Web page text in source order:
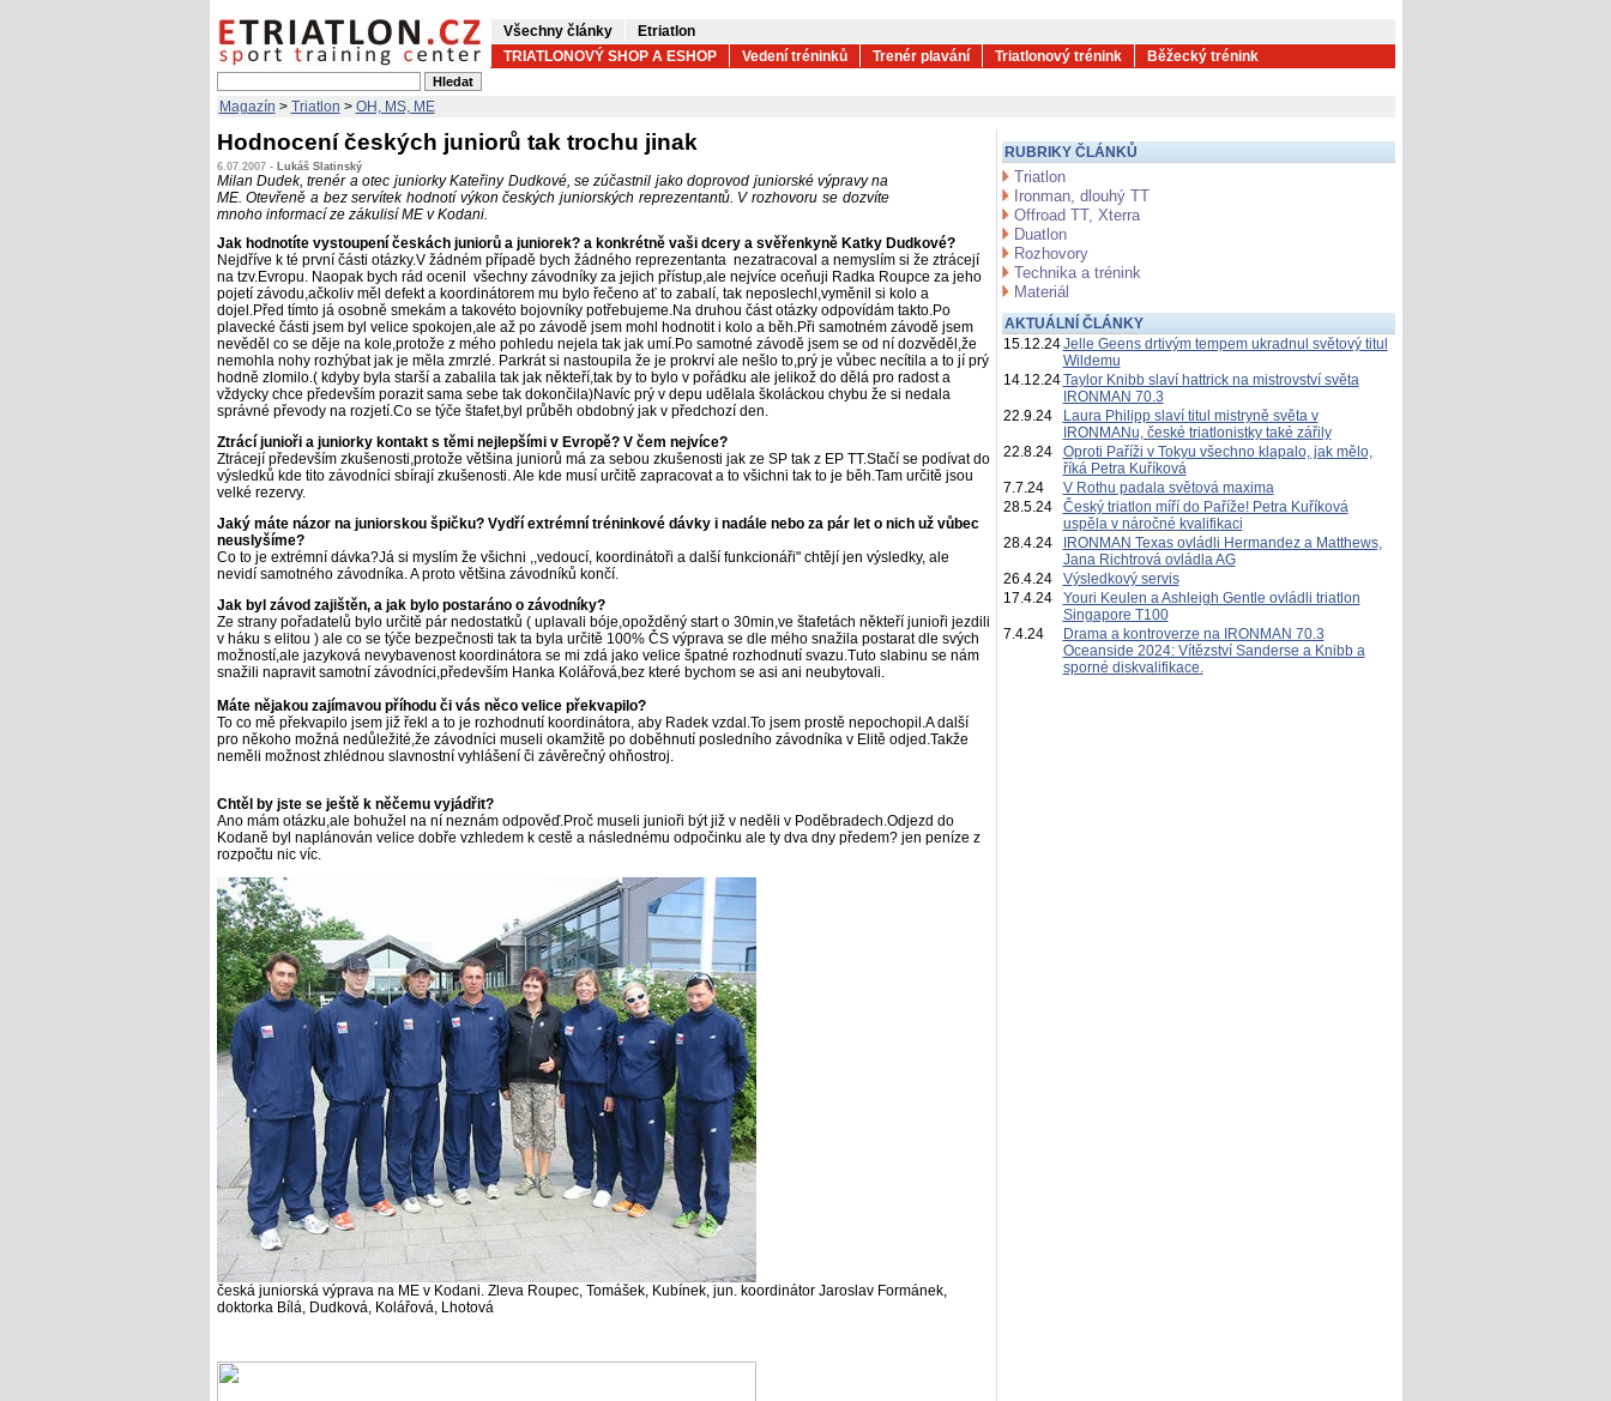
Všechny články
Etriatlon
TRIATLONOVÝ SHOP A ESHOP
Vedení tréninků Trenér plavání Triatlonový trénink Běžecký trénink
Magazín > Triatlon > OH, MS, ME
Hodnocení českých juniorů tak trochu jinak
6.07.2007 - Lukáš Slatinský
Milan Dudek, trenér a otec juniorky Kateřiny Dudkové, se zúčastnil jako doprovod juniorské výpravy na
ME. Otevřeně a bez servítek hodnotí výkon českých juniorských reprezentantů. V rozhovoru se dozvíte
mnoho informací ze zákulisí ME v Kodani.
Jak hodnotíte vystoupení českách juniorů a juniorek? a konkrétně vaši dcery a svěřenkyně Katky Dudkové?
Nejdříve k té první části otázky.V žádném případě bych žádného reprezentanta nezatracoval a nemyslím si že ztrácejí
na tzv.Evropu. Naopak bych rád ocenil všechny závodníky za jejich přístup,ale nejvíce oceňuji Radka Roupce za jeho
pojetí závodu,ačkoliv měl defekt a koordinátorem mu bylo řečeno ať to zabalí, tak neposlechl,vyměnil si kolo a
dojel.Před tímto já osobně smekám a takovéto bojovníky potřebujeme.Na druhou část otázky odpovídám takto.Po
plavecké části jsem byl velice spokojen,ale až po závodě jsem mohl hodnotit i kolo a běh.Při samotném závodě jsem
nevěděl co se děje na kole,protože z mého pohledu nejela tak jak umí.Po samotné závodě jsem se od ní dozvěděl,že
nemohla nohy rozhýbat jak je měla zmrzlé. Parkrát si nastoupila že je prokrví ale nešlo to,prý je vůbec necítila a to jí prý
hodně zlomilo.( kdyby byla starší a zabalila tak jak někteří,tak by to bylo v pořádku ale jelikož do dělá pro radost a
vždycky chce především porazit sama sebe tak dokončila)Navíc prý v depu udělala školáckou chybu že si nedala
správné převody na rozjetí.Co se týče štafet,byl průběh obdobný jak v předchozí den.
Ztrácí junioři a juniorky kontakt s těmi nejlepšími v Evropě? V čem nejvíce?
Ztrácejí především zkušenosti,protože většina juniorů má za sebou zkušenosti jak ze SP tak z EP TT.Stačí se podívat do
výsledků kde tito závodníci sbírají zkušenosti. Ale kde musí určitě zapracovat a to všichni tak to je běh.Tam určitě jsou
velké rezervy.
Jaký máte názor na juniorskou špičku? Vydří extrémní tréninkové dávky i nadále nebo za pár let o nich už vůbec
neuslyšíme?
Co to je extrémní dávka?Já si myslím že všichni ,,vedoucí, koordinátoři a další funkcionáři" chtějí jen výsledky, ale
nevidí samotného závodníka. A proto většina závodníků končí.
Jak byl závod zajištěn, a jak bylo postaráno o závodníky?
Ze strany pořadatelů bylo určitě pár nedostatků ( uplavali bóje,opožděný start o 30min,ve štafetách někteří junioři jezdili
v háku s elitou ) ale co se týče bezpečnosti tak ta byla určitě 100% ČS výprava se dle mého snažila postarat dle svých
možností,ale jazyková nevybavenost koordinátora se mi zdá jako velice špatné rozhodnutí svazu.Tuto slabinu se nám
snažili napravit samotní závodníci,především Hanka Kolářová,bez které bychom se asi ani neubytovali.
Máte nějakou zajímavou příhodu či vás něco velice překvapilo?
To co mě překvapilo jsem již řekl a to je rozhodnutí koordinátora, aby Radek vzdal.To jsem prostě nepochopil.A další
pro někoho možná nedůležité,že závodníci museli okamžitě po doběhnutí posledního závodníka v Elitě odjed.Takže
neměli možnost zhlédnou slavnostní vyhlášení či závěrečný ohňostroj.
Chtěl by jste se ještě k něčemu vyjádřit?
Ano mám otázku,ale bohužel na ní neznám odpověď.Proč museli junioři být již v neděli v Poděbradech.Odjezd do
Kodaně byl naplánován velice dobře vzhledem k cestě a následnému odpočinku ale ty dva dny předem? jen peníze z
rozpočtu nic víc.
česká juniorská výprava na ME v Kodani. Zleva Roupec, Tomášek, Kubínek, jun. koordinátor Jaroslav Formánek,
doktorka Bílá, Dudková, Kolářová, Lhotová
RUBRIKY ČLÁNKŮ
Triatlon
Ironman, dlouhý TT
Offroad TT, Xterra
Duatlon
Rozhovory
Technika a trénink
Materiál
AKTUÁLNÍ ČLÁNKY
15.12.24Jelle Geens drtivým tempem ukradnul světový titul
Wildemu
14.12.24Taylor Knibb slaví hattrick na mistrovství světa
IRONMAN 70.3
22.9.24
Laura Philipp slaví titul mistryně světa v
IRONMANu, české triatlonistky také zářily
22.8.24
Oproti Paříži v Tokyu všechno klapalo, jak mělo,
říká Petra Kuříková
7.7.24
V Rothu padala světová maxima
28.5.24
Český triatlon míří do Paříže! Petra Kuříková
uspěla v náročné kvalifikaci
28.4.24
IRONMAN Texas ovládli Hermandez a Matthews,
Jana Richtrová ovládla AG
26.4.24
Výsledkový servis
17.4.24
Youri Keulen a Ashleigh Gentle ovládli triatlon
Singapore T100
7.4.24
Drama a kontroverze na IRONMAN 70.3
Oceanside 2024: Vítězství Sanderse a Knibb a
sporné diskvalifikace.